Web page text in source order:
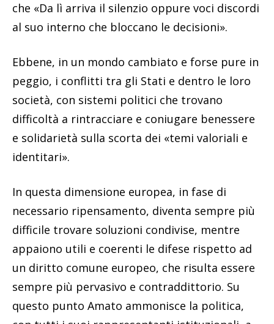
che «Da lì arriva il silenzio oppure voci discordi
al suo interno che bloccano le decisioni».
Ebbene, in un mondo cambiato e forse pure in
peggio, i conflitti tra gli Stati e dentro le loro
società, con sistemi politici che trovano
difficoltà a rintracciare e coniugare benessere
e solidarietà sulla scorta dei «temi valoriali e
identitari».
In questa dimensione europea, in fase di
necessario ripensamento, diventa sempre più
difficile trovare soluzioni condivise, mentre
appaiono utili e coerenti le difese rispetto ad
un diritto comune europeo, che risulta essere
sempre più pervasivo e contraddittorio. Su
questo punto Amato ammonisce la politica,